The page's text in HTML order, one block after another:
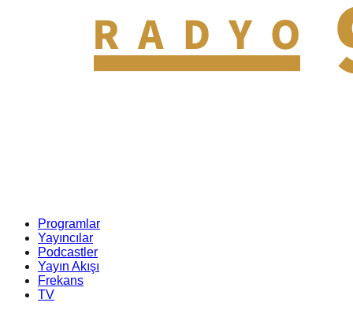
Programlar
Yayıncılar
Podcastler
Yayın Akışı
Frekans
TV